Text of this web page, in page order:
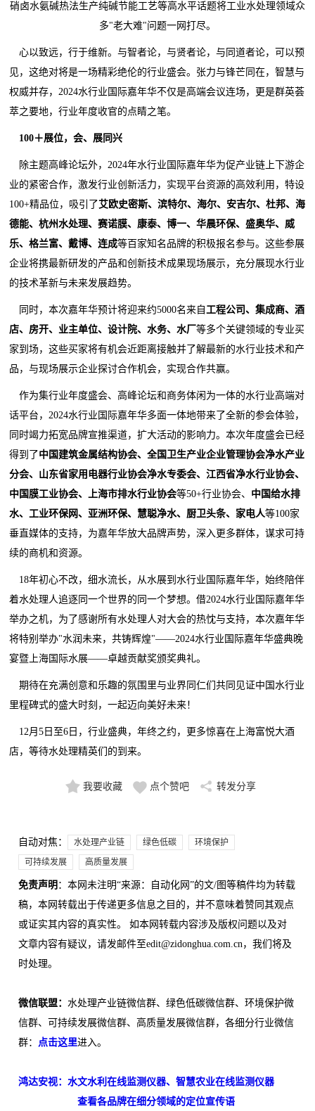
硝卤水氨碱热法生产纯碱节能工艺等高水平话题将工业水处理领域众
多"老大难"问题一网打尽。
心以致远，行于维新。与智者论，与贤者论，与同道者论，可以预
见，这绝对将是一场精彩绝伦的行业盛会。张力与锋芒同在，智慧与
权威并存，2024水行业国际嘉年华不仅是高端会议连场，更是群英荟
萃之要地，行业年度收官的点睛之笔。
100＋展位，会、展同兴
除主题高峰论坛外，2024年水行业国际嘉年华为促产业链上下游企
业的紧密合作，激发行业创新活力，实现平台资源的高效利用，特设
100+精品位，吸引了艾欧史密斯、滨特尔、海尔、安吉尔、杜邦、海
德能、杭州水处理、赛诺膜、康泰、博一、华晨环保、盛奥华、威
乐、格兰富、戴博、连成等百家知名品牌的积极报名参与。这些参展
企业将携最新研发的产品和创新技术成果现场展示，充分展现水行业
的技术革新与未来发展趋势。
同时，本次嘉年华预计将迎来约5000名来自工程公司、集成商、酒
店、房开、业主单位、设计院、水务、水厂等多个关键领域的专业买
家到场，这些买家将有机会近距离接触并了解最新的水行业技术和产
品，与现场展示企业探讨合作机会，实现合作共赢。
作为集行业年度盛会、高峰论坛和商务体闲为一体的水行业高端对
话平台，2024水行业国际嘉年华多面一体地带来了全新的参会体验，
同时竭力拓宽品牌宣推渠道，扩大活动的影响力。本次年度盛会已经
得到了中国建筑金属结构协会、全国卫生产业企业管理协会净水产业
分会、山东省家用电器行业协会净水专委会、江西省净水行业协会、
中国膜工业协会、上海市排水行业协会等50+行业协会、 中国给水排
水、工业环保网、亚洲环保、慧聪净水、厨卫头条、家电人等100家
垂直媒体的支持，为嘉年华放大品牌声势，深入更多群体，谋求可持
续的商机和资源。
18年初心不改，细水流长，从水展到水行业国际嘉年华，始终陪伴
着水处理人追逐同一个世界的同一个梦想。借2024水行业国际嘉年华
举办之机，为了感谢所有水处理人对大会的热忱与支持，本次嘉年华
将特别举办"水润未来，共铸辉煌"——2024水行业国际嘉年华盛典晚
宴暨上海国际水展——卓越贡献奖颁奖典礼。
期待在充满创意和乐趣的氛围里与业界同仁们共同见证中国水行业
里程碑式的盛大时刻，一起迈向美好未来！
12月5日至6日，行业盛典，年终之约，更多惊喜在上海富悦大酒
店，等待水处理精英们的到来。
我要收藏 点个赞吧 转发分享
自动对焦： 水处理产业链 绿色低碳
环境保护
可持续发展
高质量发展
免责声明 ：本网未注明“来源：自动化网”的文/图等稿件均为转载
稿，本网转载出于传递更多信息之目的，并不意味着赞同其观点
或证实其内容的真实性。 如本网转载内容涉及版权问题以及对
文章内容有疑议，请发邮件至edit@zidonghua.com.cn，我们将及
时处理。
微信联盟：水处理产业链微信群、绿色低碳微信群、环境保护微
信群、可持续发展微信群、高质量发展微信群，各细分行业微信
群： 点击这里进入。
鸿达安视：水文水利在线监测仪器、智慧农业在线监测仪器
查看各品牌在细分领域的定位宣传语